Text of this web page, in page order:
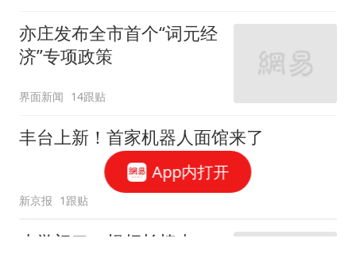
亦庄发布全市首个“词元经
济”专项政策
界面新闻 14跟贴
丰台上新！首家机器人面馆来了
新京报 1跟贴
小学门口一根杆长椅走
App内打开